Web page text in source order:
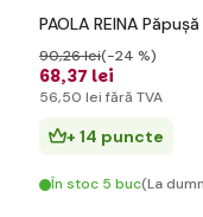
PAOLA REINA
68,37 lei
90,26 lei(-24 %)
56,50 lei fără TVA
+ 14 puncte
În stoc 5 buc(La